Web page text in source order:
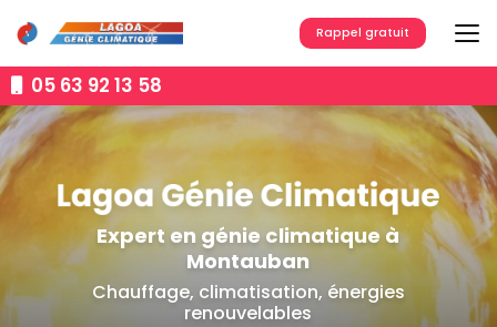
au
contenu
principal05 63 92 13 58
Rappel gratuit
Expert en génie climatique à
Montauban
Chauffage, climatisation, énergies
renouvelables